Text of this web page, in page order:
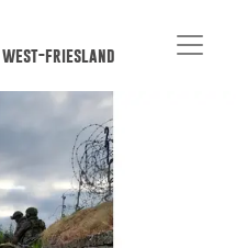
west-friesland